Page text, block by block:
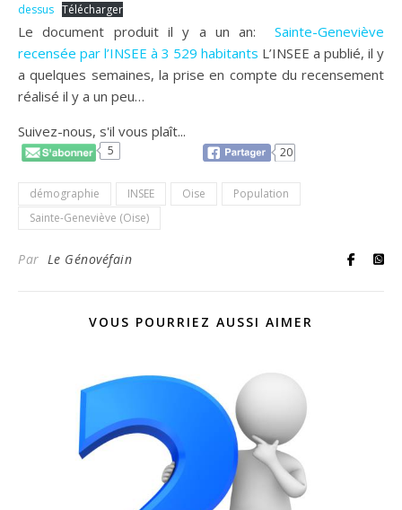
dessus Télécharger
Le document produit il y a un an: Sainte-Geneviève
recensée par l’INSEE à 3 529 habitants L’INSEE a publié, il y
a quelques semaines, la prise en compte du recensement
réalisé il y a un peu…
Suivez-nous, s'il vous plaît...
5 20
démographie INSEE Oise
Population
Sainte-Geneviève (Oise)
Par Le Génovéfain
VOUS POURRIEZ AUSSI AIMER